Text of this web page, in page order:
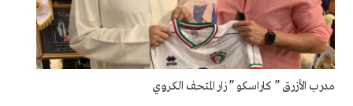
مدرب الأزرق ” كاراسكو ” زار المتحف الكروي